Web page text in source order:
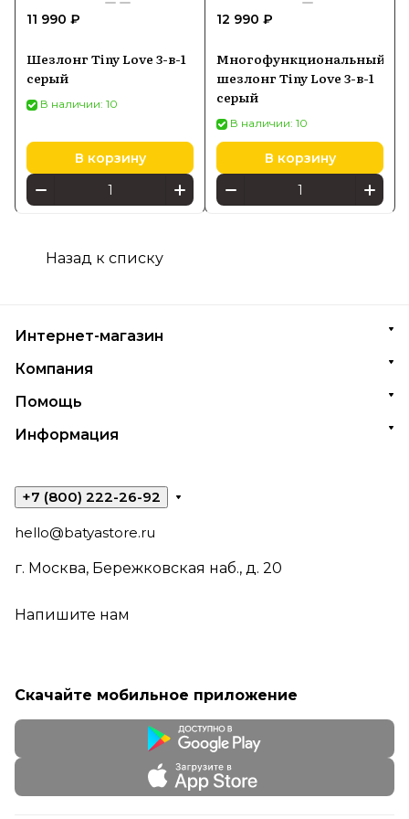
11 990 ₽
Шезлонг Tiny Love 3-в-1
серый
В наличии: 10
В корзину
12 990 ₽
Многофункциональный
шезлонг Tiny Love 3-в-1
серый
В наличии: 10
В корзину
Назад к списку
Интернет-магазин
Компания
Помощь
Информация
+7 (800) 222-26-92
hello@batyastore.ru
г. Москва, Бережковская наб., д. 20
Напишите нам
Скачайте мобильное приложение